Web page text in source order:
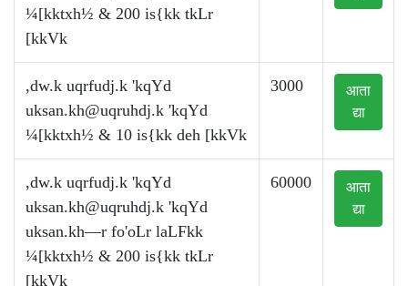
¼[kktxh½ & 200 is{kk tkLr
[kkVk
,dw.k uqrfudj.k 'kqYd
uksan.kh@uqruhdj.k 'kqYd
¼[kktxh½ & 10 is{kk deh [kkVk
3000
आता
द्या
,dw.k uqrfudj.k 'kqYd
uksan.kh@uqruhdj.k 'kqYd
uksan.kh—r fo'oLr laLFkk
¼[kktxh½ & 200 is{kk tkLr
[kkVk
60000
आता
द्या